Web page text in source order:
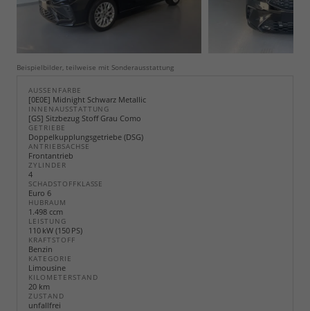
Beispielbilder, teilweise mit Sonderausstattung
AUSSENFARBE
[0E0E] Midnight Schwarz Metallic
INNENAUSSTATTUNG
[GS] Sitzbezug Stoff Grau Como
GETRIEBE
Doppelkupplungsgetriebe (DSG)
ANTRIEBSACHSE
Frontantrieb
ZYLINDER
4
SCHADSTOFFKLASSE
Euro 6
HUBRAUM
1.498 ccm
LEISTUNG
110 kW (150 PS)
KRAFTSTOFF
Benzin
KATEGORIE
Limousine
KILOMETERSTAND
20 km
ZUSTAND
unfallfrei